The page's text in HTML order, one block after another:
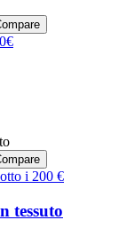
i 200 €
tessuto